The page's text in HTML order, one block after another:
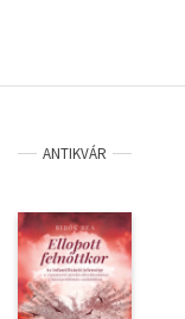
ANTIKVÁR